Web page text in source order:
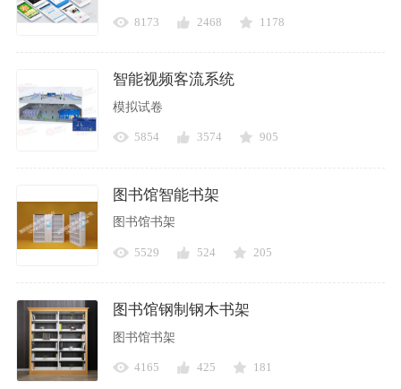
8173 2468 1178
智能视频客流系统
模拟试卷
5854 3574 905
图书馆智能书架
图书馆书架
5529 524 205
图书馆钢制钢木书架
图书馆书架
4165 425 181